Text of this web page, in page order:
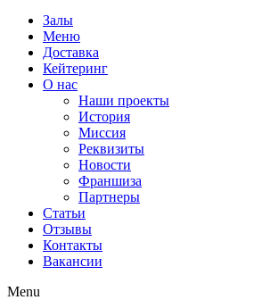
Залы
Меню
Доставка
Кейтеринг
О нас
Наши проекты
История
Миссия
Реквизиты
Новости
Франшиза
Партнеры
Статьи
Отзывы
Контакты
Вакансии
Menu